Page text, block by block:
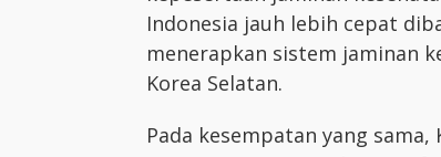
Indonesia jauh lebih cepat
menerapkan sistem jaminan
Korea Selatan.
Pada kesempatan yang